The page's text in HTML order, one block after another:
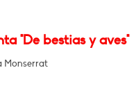
"De bestias y aves"
Monserrat